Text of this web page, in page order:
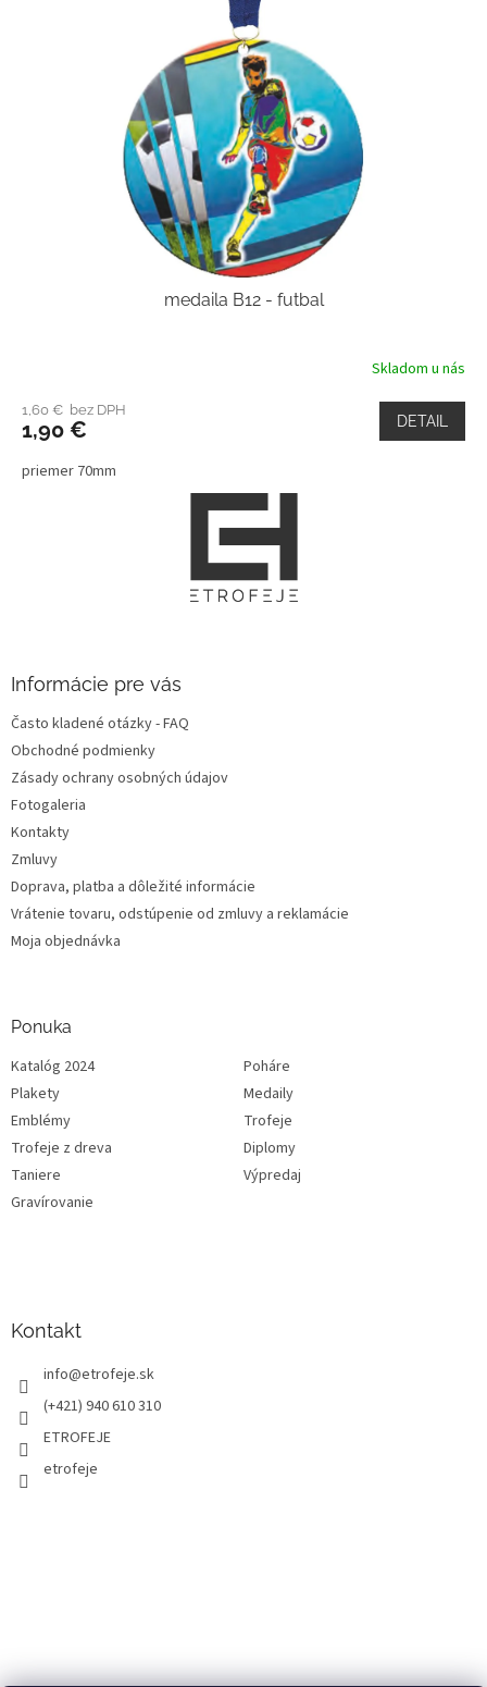
medaila B12 - futbal
Skladom u nás
1,60 € bez DPH
1,90 € DETAIL
priemer 70mm
Informácie pre vás
Často kladené otázky - FAQ
Obchodné podmienky
Zásady ochrany osobných údajov
Fotogaleria
Kontakty
Zmluvy
Doprava, platba a dôležité informácie
Vrátenie tovaru, odstúpenie od zmluvy a reklamácie
Moja objednávka
Ponuka
Katalóg 2024
Poháre
Plakety
Medaily
Emblémy
Trofeje
Trofeje z dreva
Diplomy
Taniere
Výpredaj
Gravírovanie
Kontakt
info@etrofeje.sk
(+421) 940 610 310
ETROFEJE
etrofeje